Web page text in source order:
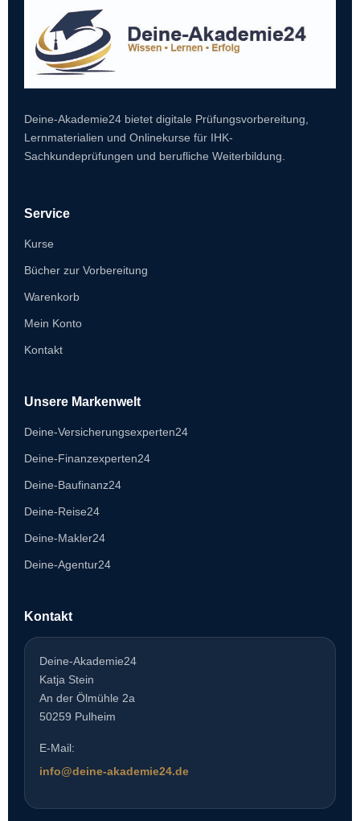
Deine-Akademie24 bietet digitale Prüfungsvorbereitung,
Lernmaterialien und Onlinekurse für IHK-
Sachkundeprüfungen und berufliche Weiterbildung.
Service
Kurse
Bücher zur Vorbereitung
Warenkorb
Mein Konto
Kontakt
Unsere Markenwelt
Deine-Versicherungsexperten24
Deine-Finanzexperten24
Deine-Baufinanz24
Deine-Reise24
Deine-Makler24
Deine-Agentur24
Kontakt
Deine-Akademie24
Katja Stein
An der Ölmühle 2a
50259 Pulheim
E-Mail:
info@deine-akademie24.de